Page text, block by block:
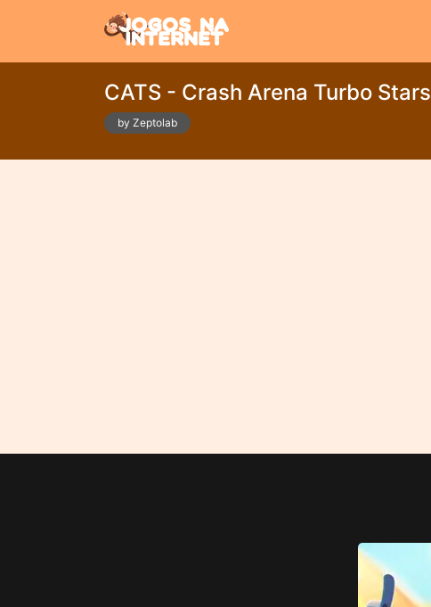
CATS - Crash Arena Turbo Stars
by Zeptolab